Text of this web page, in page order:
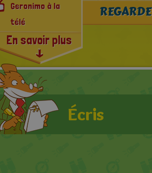
Geronimo à la
télé
Geronimomania
E-book & App
Dernières nouvelles
En savoir plus
REGARDE
Écris